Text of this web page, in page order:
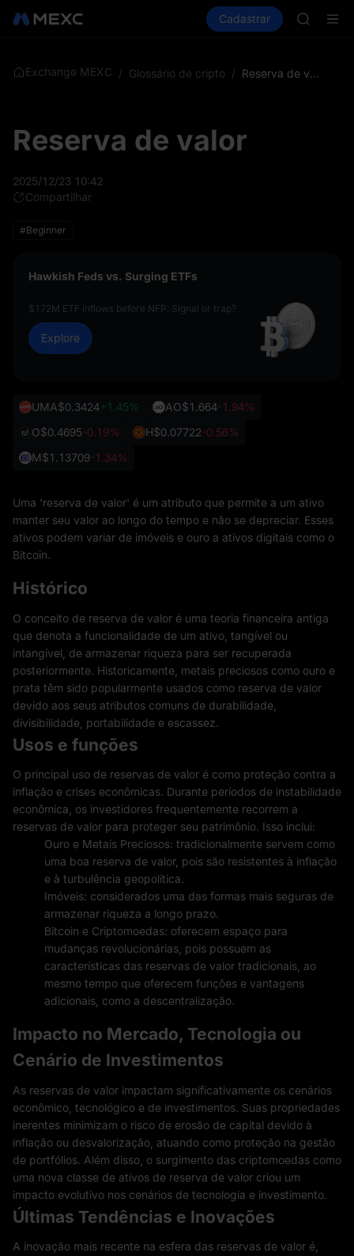
Mercados Spot Futuros
Cadastrar
AAOI
SPCX
Exchange MEXC / Glossário de cripto / Reserva de valor
Reserva de valor
2025/12/23 10:42
Compartilhar
#Beginner
Hawkish Feds vs. Surging ETFs
$172M ETF inflows before NFP: Signal or trap?
Explore
UMA$0.3424+1.45% AO$1.664-1.94%
O$0.4695-0.19% H$0.07722-0.56%
M$1.13709-1.34%
Uma 'reserva de valor' é um atributo que permite a um ativo
manter seu valor ao longo do tempo e não se depreciar. Esses
ativos podem variar de imóveis e ouro a ativos digitais como o
Bitcoin.
Histórico
O conceito de reserva de valor é uma teoria financeira antiga
que denota a funcionalidade de um ativo, tangível ou
intangível, de armazenar riqueza para ser recuperada
posteriormente. Historicamente, metais preciosos como ouro e
prata têm sido popularmente usados ​​como reserva de valor
devido aos seus atributos comuns de durabilidade,
divisibilidade, portabilidade e escassez.
Usos e funções
O principal uso de reservas de valor é como proteção contra a
inflação e crises econômicas. Durante períodos de instabilidade
econômica, os investidores frequentemente recorrem a
reservas de valor para proteger seu patrimônio. Isso inclui:
Ouro e Metais Preciosos: tradicionalmente servem como
uma boa reserva de valor, pois são resistentes à inflação
e à turbulência geopolítica.
Imóveis: considerados uma das formas mais seguras de
armazenar riqueza a longo prazo.
Bitcoin e Criptomoedas: oferecem espaço para
mudanças revolucionárias, pois possuem as
características das reservas de valor tradicionais, ao
mesmo tempo que oferecem funções e vantagens
adicionais, como a descentralização.
Impacto no Mercado, Tecnologia ou
Cenário de Investimentos
As reservas de valor impactam significativamente os cenários
econômico, tecnológico e de investimentos. Suas propriedades
inerentes minimizam o risco de erosão de capital devido à
inflação ou desvalorização, atuando como proteção na gestão
de portfólios. Além disso, o surgimento das criptomoedas como
uma nova classe de ativos de reserva de valor criou um
impacto evolutivo nos cenários de tecnologia e investimento.
Últimas Tendências e Inovações
A inovação mais recente na esfera das reservas de valor é,